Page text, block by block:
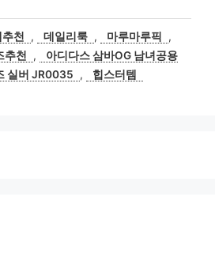
천 , 데일리룩 , 마루마루픽
,
추천 ,
아디다스 삼바OG 남녀공용
실버 JR0035
, 힙스터템